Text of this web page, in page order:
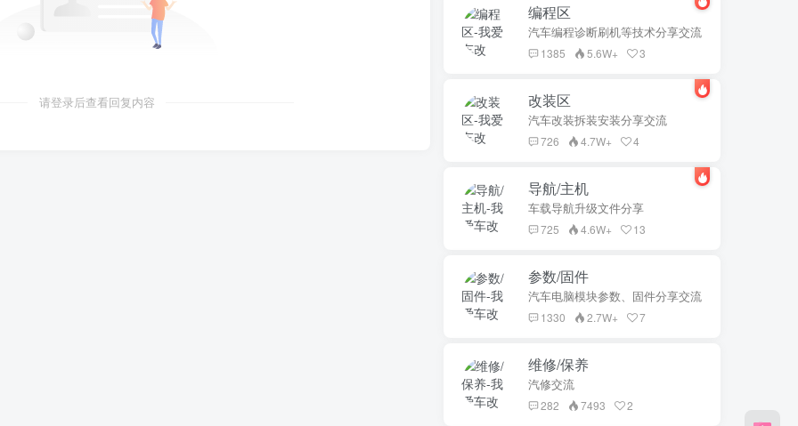
请登录后查看回复内容
编程区
汽车编程诊断刷机等技术分享交流
1385 5.6W+ 3
改装区
汽车改装拆装安装分享交流
726 4.7W+ 4
导航/主机
车载导航升级文件分享
725 4.6W+ 13
参数/固件
汽车电脑模块参数、固件分享交流
1330 2.7W+ 7
维修/保养
汽修交流
282 7493 2